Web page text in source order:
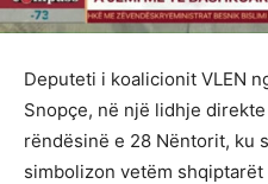
Deputeti i koalicionit VLEN
Snopçe, në një lidhje
rëndësinë e 28 Nëntorit, ku
simbolizon vetëm